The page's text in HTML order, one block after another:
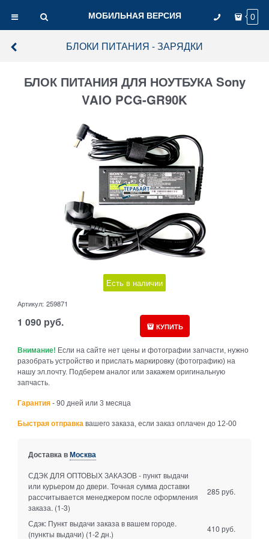
МОБИЛЬНАЯ ВЕРСИЯ 0
БЛОКИ ПИТАНИЯ - ЗАРЯДКИ
БЛОК ПИТАНИЯ ДЛЯ НОУТБУКА Sony
VAIO PCG-GR90K
Есть в наличии
Артикул: 259871
1 090 руб. КУПИТЬ
Внимание! Если на сайте нет цены и фотографии запчасти, нужно
разобрать устройство и прислать маркировку (фотографию) на
нашу эл.почту. Подберем аналог или закажем оригинальную
запчасть.
Гарантия - 90 дней или 3 месяца
Быстрая отправка вашего заказа, если заказ оплачен до 12-00
Доставка вМосква
СДЭК ДЛЯ ОПТОВЫХ ЗАКАЗОВ - пункт выдачи
или курьером до двери. Точная сумма доставки
рассчитывается менеджером после оформления
заказа. (1-3)
285 руб.
Сдэк: Пункт выдачи заказа в вашем городе.
(пункты выдачи) (1-2 дн.)
410 руб.